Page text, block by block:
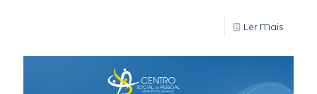
Ler Mais